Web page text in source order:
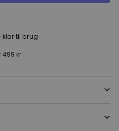
klar til brug
499 kr